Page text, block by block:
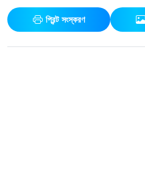
প্রিন্ট সংস্করণ